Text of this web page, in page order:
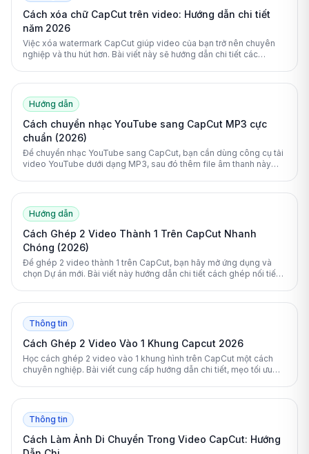
Cách xóa chữ CapCut trên video: Hướng dẫn chi tiết
năm 2026
Việc xóa watermark CapCut giúp video của bạn trở nên chuyên
nghiệp và thu hút hơn. Bài viết này sẽ hướng dẫn chi tiết các
Hướng dẫn
Cách chuyển nhạc YouTube sang CapCut MP3 cực
chuẩn (2026)
Để chuyển nhạc YouTube sang CapCut, bạn cần dùng công cụ tải
video YouTube dưới dạng MP3, sau đó thêm file âm thanh này
Hướng dẫn
Cách Ghép 2 Video Thành 1 Trên CapCut Nhanh
Chóng (2026)
Để ghép 2 video thành 1 trên CapCut, bạn hãy mở ứng dụng và
chọn Dự án mới. Bài viết này hướng dẫn chi tiết cách ghép nối tiếp
Thông tin
Cách Ghép 2 Video Vào 1 Khung Capcut 2026
Học cách ghép 2 video vào 1 khung hình trên CapCut một cách
chuyên nghiệp. Bài viết cung cấp hướng dẫn chi tiết, mẹo tối ưu
Thông tin
Cách Làm Ảnh Di Chuyển Trong Video CapCut: Hướng